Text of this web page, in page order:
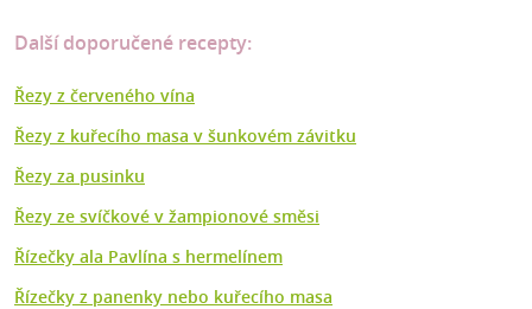
Další doporučené recepty:
Řezy z červeného vína
Řezy z kuřecího masa v šunkovém závitku
Řezy za pusinku
Řezy ze svíčkové v žampionové směsi
Řízečky ala Pavlína s hermelínem
Řízečky z panenky nebo kuřecího masa